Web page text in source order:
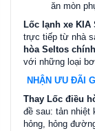
ăn mòn
Lốc lạnh xe KIA
trực tiếp từ nhà
hòa Seltos
với những loại
NHẬN ƯU ĐÃI
Thay Lốc điều
đề sau: tản nhiệt
hỏng, hỏng